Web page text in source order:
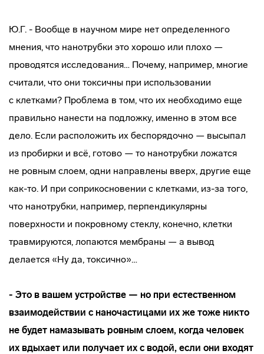
Ю.Г. - Вообще в научном мире нет определенного
мнения, что нанотрубки это хорошо или плохо —
проводятся исследования… Почему, например, многие
считали, что они токсичны при использовании
с клетками? Проблема в том, что их необходимо еще
правильно нанести на подложку, именно в этом все
дело. Если расположить их беспорядочно — высыпал
из пробирки и всё, готово — то нанотрубки ложатся
не ровным слоем, одни направлены вверх, другие еще
как-то. И при соприкосновении с клетками, из-за того,
что нанотрубки, например, перпендикулярны
поверхности и покровному стеклу, конечно, клетки
травмируются, лопаются мембраны — а вывод
делается «Ну да, токсично»…
- Это в вашем устройстве — но при естественном
взаимодействии с наночастицами их же тоже никто
не будет намазывать ровным слоем, когда человек
их вдыхает или получает их с водой, если они входят